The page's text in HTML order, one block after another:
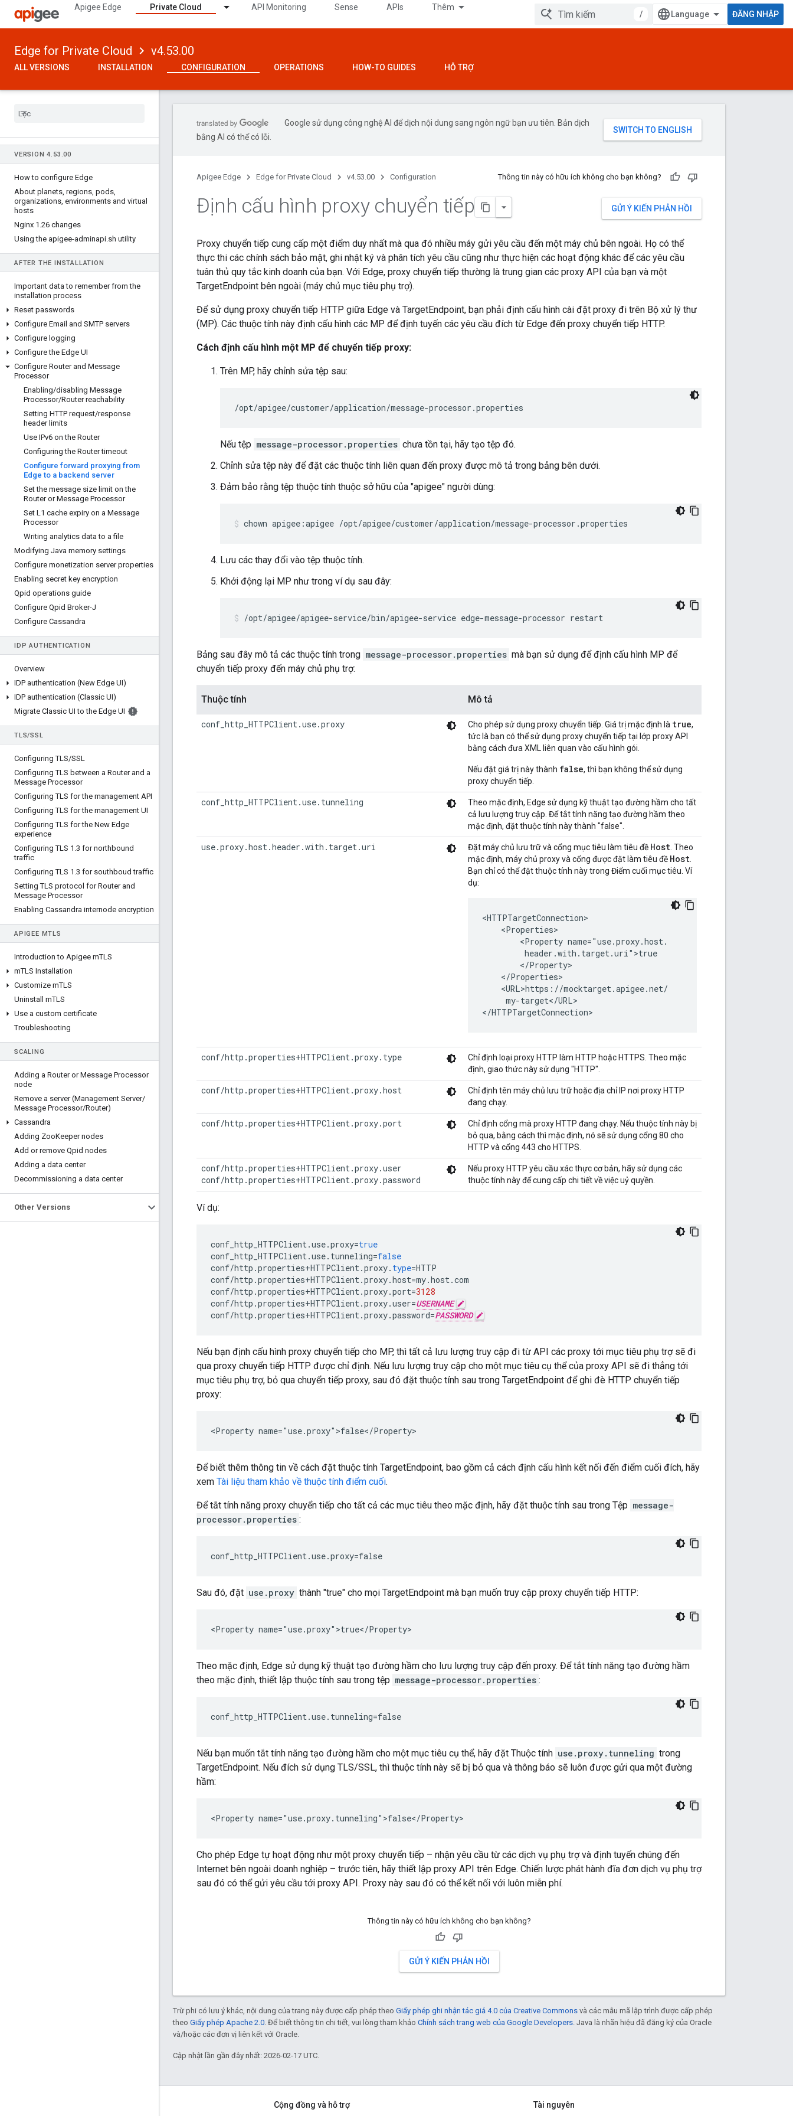
Apigee Edge Private Cloud API Monitoring Sense APIs Thêm
/ ĐĂNG NHẬP
Edge for Private Cloud v4.53.00
ALL VERSIONS INSTALLATION CONFIGURATION OPERATIONS HOW-TO GUIDES HỖ TRỢ
VERSION 4. 53 .00
How to configure Edge
About planets, regions, pods,
organizations, environments and virtual
hosts
Nginx 1 .26 changes
Using the apigee-adminapi.sh utility
AFTER THE INSTALLATION
Important data to remember from the
installation process
Reset passwords
Configure Email and SMTP servers
Configure logging
Configure the Edge UI
Configure Router and Message
Processor
Enabling/disabling Message
Processor/Router reachability
Setting HTTP request/response
header limits
Use IPv6 on the Router
Configuring the Router timeout
Configure forward proxying from
Edge to a backend server
Set the message size limit on the
Router or Message Processor
Set L1 cache expiry on a Message
Processor
Writing analytics data to a file
Modifying Java memory settings
Configure monetization server properties
Enabling secret key encryption
Qpid operations guide
Configure Qpid Broker-J
Configure Cassandra
IDP AUTHENTICATION
Overview
IDP authentication (New Edge UI)
IDP authentication (Classic UI)
Migrate Classic UI to the Edge UI
TLS/SSL
Configuring TLS/SSL
Configuring TLS between a Router and a
Message Processor
Configuring TLS for the management API
Configuring TLS for the management UI
Configuring TLS for the New Edge
experience
Configuring TLS 1 .3 for northbound
traffic
Configuring TLS 1 .3 for southboud traffic
Setting TLS protocol for Router and
Message Processor
Enabling Cassandra internode encryption
APIGEE MTLS
Introduction to Apigee mTLS
mTLS Installation
Customize mTLS
Uninstall mTLS
Use a custom certificate
Troubleshooting
SCALING
Adding a Router or Message Processor
node
Remove a server (Management Server/
Message Processor/Router)
Cassandra
Adding ZooKeeper nodes
Add or remove Qpid nodes
Adding a data center
Decommissioning a data center
Other Versions
Google sử dụng công nghệ AI để dịch nội dung sang ngôn ngữ bạn ưu tiên. Bản dịch
bằng AI có thể có lỗi.
Apigee Edge Edge for Private Cloud v4.53.00 Configuration Thông tin này có hữu ích không cho bạn không?
GỬI Ý KIẾN PHẢN HỒI
Định cấu hình proxy chuyển tiếp
Proxy chuyển tiếp cung cấp một điểm duy nhất mà qua đó nhiều máy gửi yêu cầu đến một máy chủ bên ngoài. Họ có thể
thực thi các chính sách bảo mật, ghi nhật ký và phân tích yêu cầu cũng như thực hiện các hoạt động khác để các yêu cầu
tuân thủ quy tắc kinh doanh của bạn. Với Edge, proxy chuyển tiếp thường là trung gian các proxy API của bạn và một
TargetEndpoint bên ngoài (máy chủ mục tiêu phụ trợ).
Để sử dụng proxy chuyển tiếp HTTP giữa Edge và TargetEndpoint, bạn phải định cấu hình cài đặt proxy đi trên Bộ xử lý thư
(MP). Các thuộc tính này định cấu hình các MP để định tuyến các yêu cầu đích từ Edge đến proxy chuyển tiếp HTTP.
Cách định cấu hình một MP để chuyển tiếp proxy:
Trên MP, hãy chỉnh sửa tệp sau:
/opt/apigee/customer/application/message-processor.properties
Nếu tệp message-processor.properties chưa tồn tại, hãy tạo tệp đó.
Chỉnh sửa tệp này để đặt các thuộc tính liên quan đến proxy được mô tả trong bảng bên dưới.
Đảm bảo rằng tệp thuộc tính thuộc sở hữu của "apigee" người dùng:
chown apigee:apigee /opt/apigee/customer/application/message-processor.properties
Lưu các thay đổi vào tệp thuộc tính.
Khởi động lại MP như trong ví dụ sau đây:
/opt/apigee/apigee-service/bin/apigee-service edge-message-processor restart
Bảng sau đây mô tả các thuộc tính trong message-processor.properties mà bạn sử dụng để định cấu hình MP để
chuyển tiếp proxy đến máy chủ phụ trợ:
Thuộc tính Mô tả
conf_http_HTTPClient.use.proxy Cho phép sử dụng proxy chuyển tiếp. Giá trị mặc định là true,
tức là bạn có thể sử dụng proxy chuyển tiếp tại lớp proxy API
bằng cách đưa XML liên quan vào cấu hình gói.
Nếu đặt giá trị này thành false, thì bạn không thể sử dụng
proxy chuyển tiếp.
conf_http_HTTPClient.use.tunneling
Theo mặc định, Edge sử dụng kỹ thuật tạo đường hầm cho tất
cả lưu lượng truy cập. Để tắt tính năng tạo đường hầm theo
mặc định, đặt thuộc tính này thành "false".
use.proxy.host.header.with.target.uri Đặt máy chủ lưu trữ và cổng mục tiêu làm tiêu đề Host . Theo
mặc định, máy chủ proxy và cổng được đặt làm tiêu đề Host
Bạn chỉ có thể đặt thuộc tính này trong Điểm cuối mục tiêu. Ví
dụ:
<HTTPTargetConnection>
    <Properties>
        <Property name="use.proxy.host.
         header.with.target.uri">true
        </Property>
    </Properties>
    <URL>https://mocktarget.apigee.net/
     my-target</URL>
</HTTPTargetConnection>
conf/http.properties+HTTPClient.proxy.type
Chỉ định loại proxy HTTP làm HTTP hoặc HTTPS. Theo mặc
định, giao thức này sử dụng "HTTP".
conf/http.properties+HTTPClient.proxy.host
Chỉ định tên máy chủ lưu trữ hoặc địa chỉ IP nơi proxy HTTP
đang chạy.
conf/http.properties+HTTPClient.proxy.port
Chỉ định cổng mà proxy HTTP đang chạy. Nếu thuộc tính này bị
bỏ qua, bằng cách thì mặc định, nó sẽ sử dụng cổng 80 cho
HTTP và cổng 443 cho HTTPS.
conf/http.properties+HTTPClient.proxy.user
conf/http.properties+HTTPClient.proxy.password
Nếu proxy HTTP yêu cầu xác thực cơ bản, hãy sử dụng các
thuộc tính này để cung cấp chi tiết về việc uỷ quyền.
Ví dụ:
conf_http_HTTPClient.use.proxy=true
conf_http_HTTPClient.use. tunneling=false
conf/http .properties+HTTPClient.proxy. type=HTTP
conf/http .properties+HTTPClient.proxy.host=my.host.com
conf/http .properties+HTTPClient.proxy.port=3128
conf/http .properties+HTTPClient.proxy.user=USERNAME
conf/http .properties+HTTPClient.proxy.password=PASSWORD
Nếu bạn định cấu hình proxy chuyển tiếp cho MP, thì tất cả lưu lượng truy cập đi từ API các proxy tới mục tiêu phụ trợ sẽ đi
qua proxy chuyển tiếp HTTP được chỉ định. Nếu lưu lượng truy cập cho một mục tiêu cụ thể của proxy API sẽ đi thẳng tới
mục tiêu phụ trợ, bỏ qua chuyển tiếp proxy, sau đó đặt thuộc tính sau trong TargetEndpoint để ghi đè HTTP chuyển tiếp
proxy:
<Property name="use.proxy">false</Property>
Để biết thêm thông tin về cách đặt thuộc tính TargetEndpoint, bao gồm cả cách định cấu hình kết nối đến điểm cuối đích, hãy
xem Tài liệu tham khảo về thuộc tính điểm cuối.
Để tắt tính năng proxy chuyển tiếp cho tất cả các mục tiêu theo mặc định, hãy đặt thuộc tính sau trong Tệp message-
processor.properties :
conf_http_HTTPClient.use.proxy=false
Sau đó, đặt use.proxy thành "true" cho mọi TargetEndpoint mà bạn muốn truy cập proxy chuyển tiếp HTTP:
<Property name="use.proxy">true</Property>
Theo mặc định, Edge sử dụng kỹ thuật tạo đường hầm cho lưu lượng truy cập đến proxy. Để tắt tính năng tạo đường hầm
theo mặc định, thiết lập thuộc tính sau trong tệp message-processor.properties :
conf_http_HTTPClient.use.tunneling=false
Nếu bạn muốn tắt tính năng tạo đường hầm cho một mục tiêu cụ thể, hãy đặt Thuộc tính use.proxy.tunneling trong
TargetEndpoint. Nếu đích sử dụng TLS/SSL, thì thuộc tính này sẽ bị bỏ qua và thông báo sẽ luôn được gửi qua một đường
hầm:
<Property name="use.proxy.tunneling">false</Property>
Cho phép Edge tự hoạt động như một proxy chuyển tiếp – nhận yêu cầu từ các dịch vụ phụ trợ và định tuyến chúng đến
Internet bên ngoài doanh nghiệp – trước tiên, hãy thiết lập proxy API trên Edge. Chiến lược phát hành đĩa đơn dịch vụ phụ trợ
sau đó có thể gửi yêu cầu tới proxy API. Proxy này sau đó có thể kết nối với luôn miễn phí.
Thông tin này có hữu ích không cho bạn không?
GỬI Ý KIẾN PHẢN HỒI
Trừ phi có lưu ý khác, nội dung của trang này được cấp phép theo Giấy phép ghi nhận tác giả 4.0 của Creative Commons và các mẫu mã lập trình được cấp phép
theo Giấy phép Apache 2.0. Để biết thông tin chi tiết, vui lòng tham khảo Chính sách trang web của Google Developers. Java là nhãn hiệu đã đăng ký của Oracle
và/hoặc các đơn vị liên kết với Oracle.
Cập nhật lần gần đây nhất: 2026-02-17 UTC.
Cộng đồng và hỗ trợ Tài nguyên